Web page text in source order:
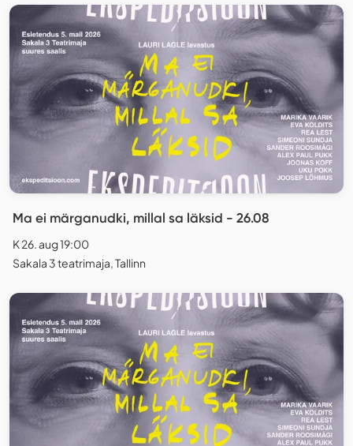
Ma ei märganudki, millal sa läksid - 26.08
K 26. aug 19:00
Sakala 3 teatrimaja, Tallinn